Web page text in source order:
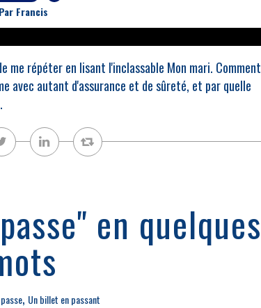
Par Francis
me répéter en lisant l'inclassable Mon mari. Comment
avec autant d'assurance et de sûreté, et par quelle
en quelques
, Un billet en passant